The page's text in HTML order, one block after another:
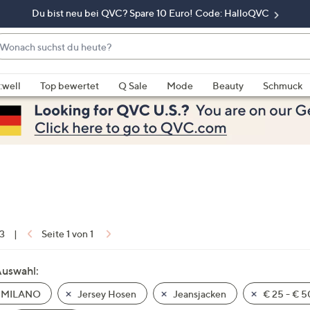
Du bist neu bei QVC? Spare 10 Euro! Code: HalloQVC
Top bewertet Q Sale Mode Beauty Schmuck
| Seite 1 von 1
Jersey Hosen Jeansjacken € 25 - €